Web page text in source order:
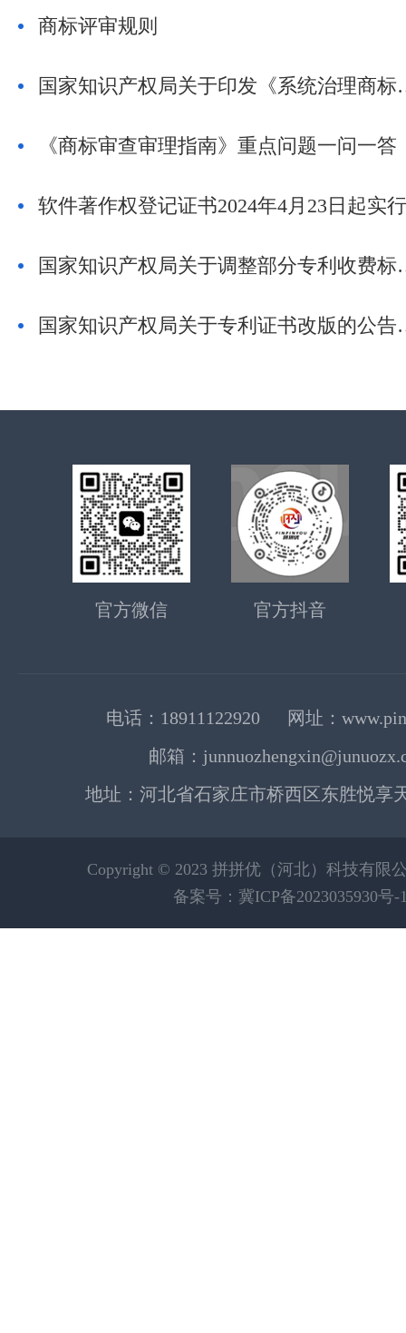
商标评审规则
国家知识产权局关于印
《商标审查审理指南》重点问题一问一答
国家知识产权局
国家知识产
官方微信 官方抖音
电话：18911122920 网址：
邮箱：
地址：河北省石家庄市桥西区东胜悦享
Copyright © 2023 拼拼优（河北）科技有限
备案号：冀ICP备2023035930号-